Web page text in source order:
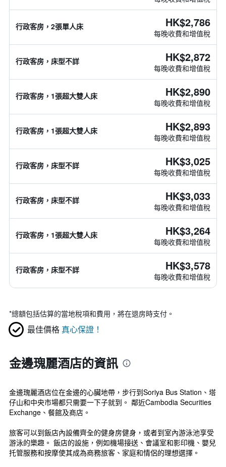
行政客房，2張單人床 HK$2,786
每晚收費和增值稅
行政客房，床型不詳 HK$2,872
每晚收費和增值稅
行政客房，1張超大雙人床 HK$2,890
每晚收費和增值稅
行政客房，1張超大雙人床 HK$2,893
每晚收費和增值稅
行政客房，床型不詳 HK$3,025
每晚收費和增值稅
行政客房，床型不詳 HK$3,033
每晚收費和增值稅
行政客房，1張超大雙人床 HK$3,264
每晚收費和增值稅
行政客房，床型不詳 HK$3,578
每晚收費和增值稅
*總額包括估算的當地稅項和費用，將在退房時支付。
最佳價格 真心保證！
金邊瑰麗酒店的資訊
金邊瑰麗酒店位在金邊的心臟地帶，步行到Soriya Bus Station、塔
仔山和中央市場都只需要一下子就到。 鄰近Cambodia Securities
Exchange、餐館及商店。
旅客可以到飯店內設備齊全的健身房健身，或者到室內游泳池享受
游泳的樂趣。 飯店的設施，例如機場接送、會議室和影印機、嬰兒
托管服務和按摩使其成為商務旅客、家庭和情侶的理想選擇。